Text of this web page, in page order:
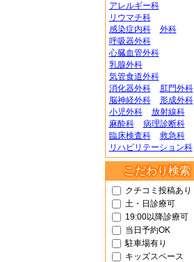
アレルギー科
リウマチ科
感染症内科
外科
呼吸器外科
心臓血管外科
乳腺外科
気管食道外科
消化器外科
肛門外科
脳神経外科
形成外科
小児外科
放射線科
麻酔科
病理診断科
臨床検査科
救急科
リハビリテーション科
こだわり検索
クチコミ投稿あり
土・日診療可
19:00以降診療可
当日予約OK
駐車場有り
キッズスペース